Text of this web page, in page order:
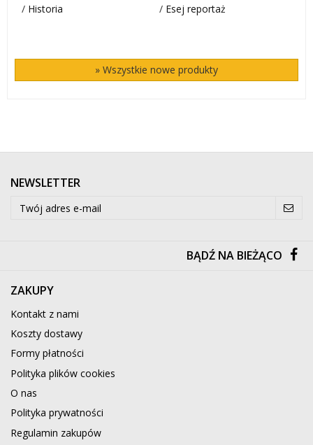
/ Historia / Esej reportaż
» Wszystkie nowe produkty
NEWSLETTER
BĄDŹ NA BIEŻĄCO
ZAKUPY
Kontakt z nami
Koszty dostawy
Formy płatności
Polityka plików cookies
O nas
Polityka prywatności
Regulamin zakupów